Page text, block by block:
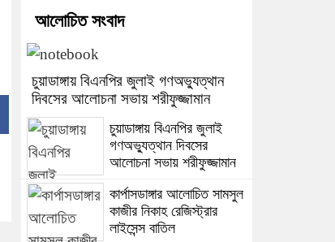
আলোচিত সংবাদ
চুয়াডাঙ্গায় বিএনপির জুলাই গণঅভ্যুত্থান
দিবসের আলোচনা সভায় শরীফুজ্জামান
চুয়াডাঙ্গায় বিএনপির জুলাই
গণঅভ্যুত্থান দিবসের
আলোচনা সভায় শরীফুজ্জামান
কার্পাসডাঙ্গার আলোচিত সামসুল
কাজীর নিকাহ রেজিস্ট্রার
লাইসেন্স বাতিল